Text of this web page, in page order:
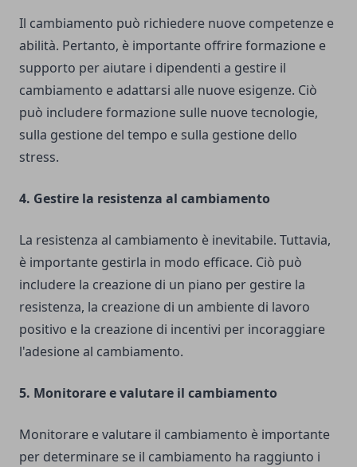
Il cambiamento può richiedere nuove competenze e
abilità. Pertanto, è importante offrire formazione e
supporto per aiutare i dipendenti a gestire il
cambiamento e adattarsi alle nuove esigenze. Ciò
può includere formazione sulle nuove tecnologie,
sulla gestione del tempo e sulla gestione dello
stress.
4. Gestire la resistenza al cambiamento
La resistenza al cambiamento è inevitabile. Tuttavia,
è importante gestirla in modo efficace. Ciò può
includere la creazione di un piano per gestire la
resistenza, la creazione di un ambiente di lavoro
positivo e la creazione di incentivi per incoraggiare
l'adesione al cambiamento.
5. Monitorare e valutare il cambiamento
Monitorare e valutare il cambiamento è importante
per determinare se il cambiamento ha raggiunto i